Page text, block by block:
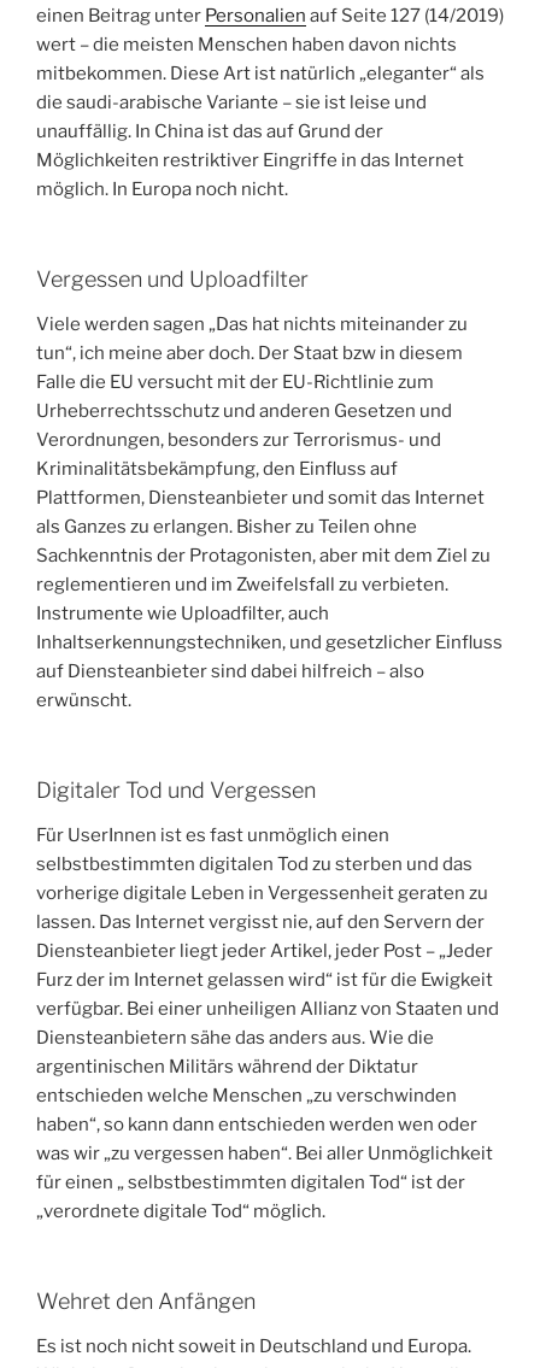
einen Beitrag unter Personalien auf Seite 127 (14/2019)
wert – die meisten Menschen haben davon nichts
mitbekommen. Diese Art ist natürlich „eleganter“ als
die saudi-arabische Variante – sie ist leise und
unauffällig. In China ist das auf Grund der
Möglichkeiten restriktiver Eingriffe in das Internet
möglich. In Europa noch nicht.
Vergessen und Uploadfilter
Viele werden sagen „Das hat nichts miteinander zu
tun“, ich meine aber doch. Der Staat bzw in diesem
Falle die EU versucht mit der EU-Richtlinie zum
Urheberrechtsschutz und anderen Gesetzen und
Verordnungen, besonders zur Terrorismus- und
Kriminalitätsbekämpfung, den Einfluss auf
Plattformen, Diensteanbieter und somit das Internet
als Ganzes zu erlangen. Bisher zu Teilen ohne
Sachkenntnis der Protagonisten, aber mit dem Ziel zu
reglementieren und im Zweifelsfall zu verbieten.
Instrumente wie Uploadfilter, auch
Inhaltserkennungstechniken, und gesetzlicher Einfluss
auf Diensteanbieter sind dabei hilfreich – also
erwünscht.
Digitaler Tod und Vergessen
Für UserInnen ist es fast unmöglich einen
selbstbestimmten digitalen Tod zu sterben und das
vorherige digitale Leben in Vergessenheit geraten zu
lassen. Das Internet vergisst nie, auf den Servern der
Diensteanbieter liegt jeder Artikel, jeder Post – „Jeder
Furz der im Internet gelassen wird“ ist für die Ewigkeit
verfügbar. Bei einer unheiligen Allianz von Staaten und
Diensteanbietern sähe das anders aus. Wie die
argentinischen Militärs während der Diktatur
entschieden welche Menschen „zu verschwinden
haben“, so kann dann entschieden werden wen oder
was wir „zu vergessen haben“. Bei aller Unmöglichkeit
für einen „ selbstbestimmten digitalen Tod“ ist der
„verordnete digitale Tod“ möglich.
Wehret den Anfängen
Es ist noch nicht soweit in Deutschland und Europa.